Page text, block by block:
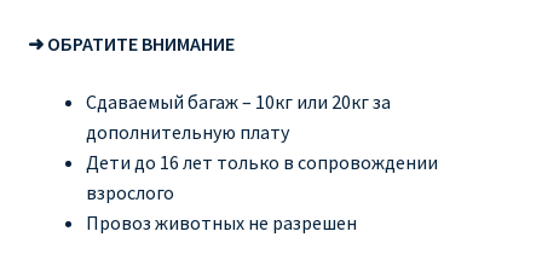
➜ ОБРАТИТЕ ВНИМАНИЕ
Сдаваемый багаж – 10кг или 20кг за
дополнительную плату
Дети до 16 лет только в сопровождении
взрослого
Провоз животных не разрешен